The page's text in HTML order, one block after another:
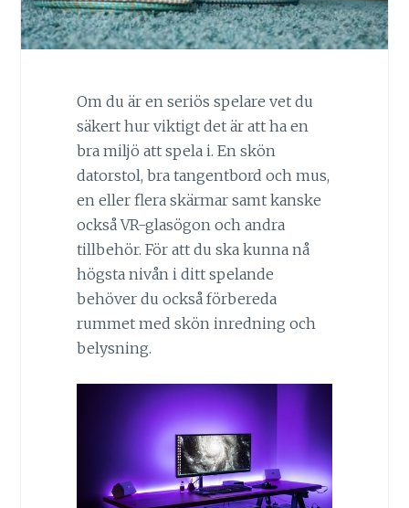
Om du är en seriös spelare vet du
säkert hur viktigt det är att ha en
bra miljö att spela i. En skön
datorstol, bra tangentbord och mus,
en eller flera skärmar samt kanske
också VR-glasögon och andra
tillbehör. För att du ska kunna nå
högsta nivån i ditt spelande
behöver du också förbereda
rummet med skön inredning och
belysning.